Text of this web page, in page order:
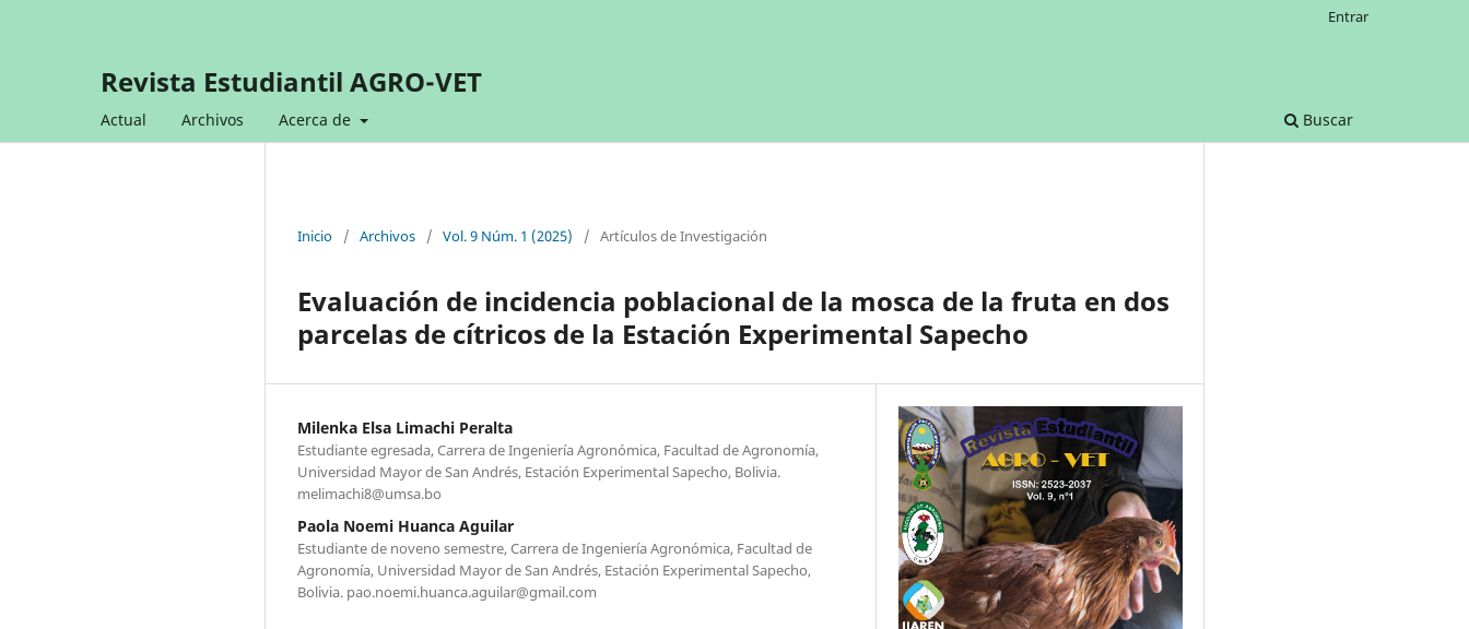
Revista Estudiantil AGRO-VET
Actual Archivos Acerca de Buscar
Entrar
Inicio / Archivos / Vol. 9 Núm. 1 (2025) / Artículos de Investigación
Evaluación de incidencia poblacional de la mosca de la fruta en dos
parcelas de cítricos de la Estación Experimental Sapecho
Milenka Elsa Limachi Peralta
Estudiante egresada, Carrera de Ingeniería Agronómica, Facultad de Agronomía,
Universidad Mayor de San Andrés, Estación Experimental Sapecho, Bolivia.
melimachi8@umsa.bo
Paola Noemi Huanca Aguilar
Estudiante de noveno semestre, Carrera de Ingeniería Agronómica, Facultad de
Agronomía, Universidad Mayor de San Andrés, Estación Experimental Sapecho,
Bolivia. pao.noemi.huanca.aguilar@gmail.com